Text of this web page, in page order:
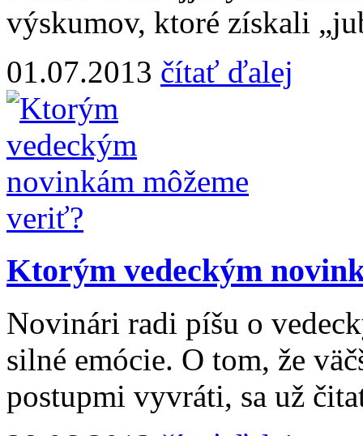
výskumov, ktoré získali
01.07.2013 čítať ďalej
Ktorým vedeckým
Novinári radi píšu o
silné emócie. O tom, že
postupmi vyvráti, sa už